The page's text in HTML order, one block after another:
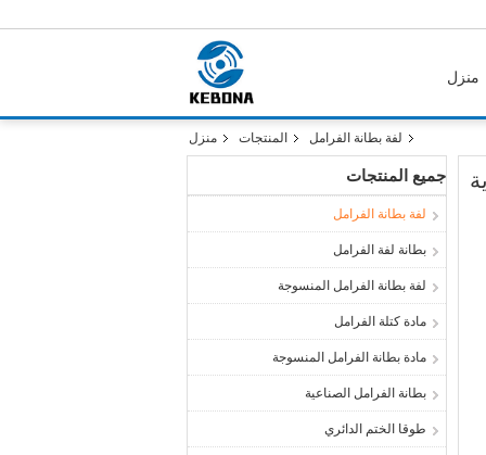
منزل
منزل المنتجات لفة بطانة الفرامل
جميع المنتجات
لفة بطانة الفرامل
بطانة لفة الفرامل
لفة بطانة الفرامل المنسوجة
مادة كتلة الفرامل
مادة بطانة الفرامل المنسوجة
بطانة الفرامل الصناعية
طوقا الختم الدائري